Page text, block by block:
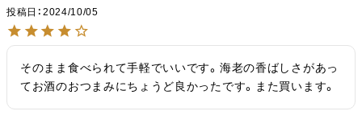
投稿日
2024/10/05
そのまま食べられて手軽でいいです。海老の香ばしさがあっ
てお酒のおつまみにちょうど良かったです。また買います。